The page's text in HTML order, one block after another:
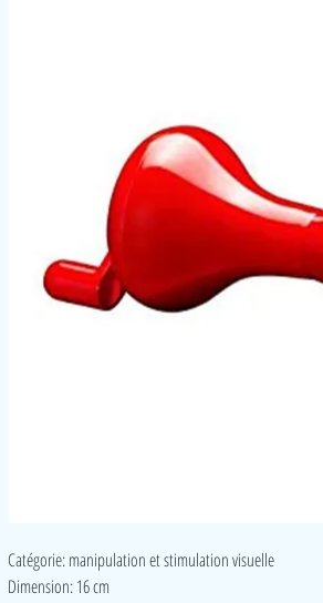
Catégorie: manipulation et stimulation visuelle
Dimension: 16 cm